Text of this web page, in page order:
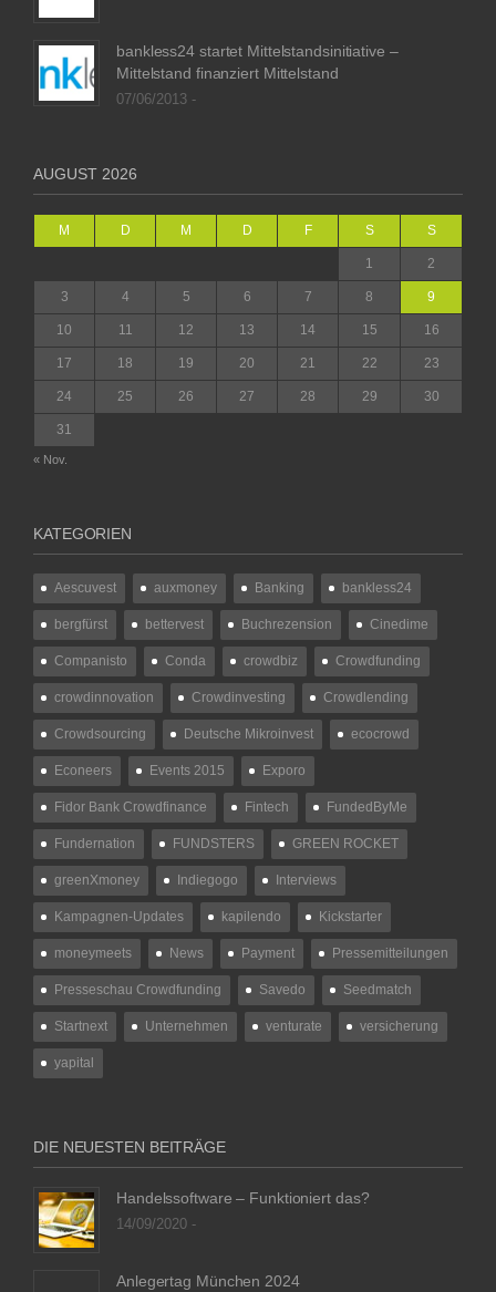
bankless24 startet Mittelstandsinitiative –
Mittelstand finanziert Mittelstand
07/06/2013 -
AUGUST 2026
M D M D F S S
1 2
3 4 5 6 7 8 9
10 11 12 13 14 15 16
17 18 19 20 21 22 23
24 25 26 27 28 29 30
31
« Nov.
KATEGORIEN
Aescuvest auxmoney Banking bankless24
bergfürst bettervest Buchrezension Cinedime
Companisto Conda crowdbiz Crowdfunding
crowdinnovation Crowdinvesting Crowdlending
Crowdsourcing Deutsche Mikroinvest ecocrowd
Econeers Events 2015 Exporo
Fidor Bank Crowdfinance Fintech FundedByMe
Fundernation FUNDSTERS GREEN ROCKET
greenXmoney Indiegogo Interviews
Kampagnen-Updates kapilendo Kickstarter
moneymeets News Payment Pressemitteilungen
Presseschau Crowdfunding Savedo Seedmatch
Startnext Unternehmen venturate versicherung
yapital
DIE NEUESTEN BEITRÄGE
Handelssoftware – Funktioniert das?
14/09/2020 -
Anlegertag München 2024